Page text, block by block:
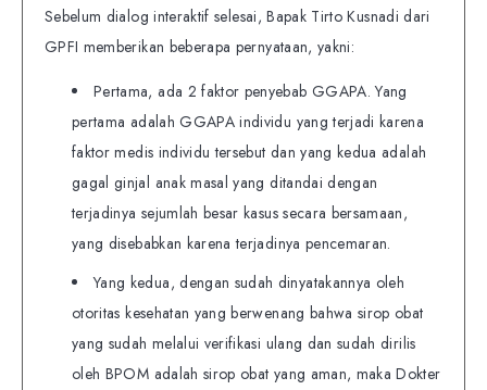
Sebelum dialog interaktif selesai, Bapak Tirto Kusnadi dari
GPFI memberikan beberapa pernyataan, yakni:
Pertama, ada 2 faktor penyebab GGAPA. Yang
pertama adalah GGAPA individu yang terjadi karena
faktor medis individu tersebut dan yang kedua adalah
gagal ginjal anak masal yang ditandai dengan
terjadinya sejumlah besar kasus secara bersamaan,
yang disebabkan karena terjadinya pencemaran.
Yang kedua, dengan sudah dinyatakannya oleh
otoritas kesehatan yang berwenang bahwa sirop obat
yang sudah melalui verifikasi ulang dan sudah dirilis
oleh BPOM adalah sirop obat yang aman, maka Dokter